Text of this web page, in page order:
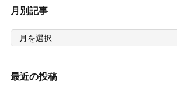
月別記事
月
記
最近の投稿